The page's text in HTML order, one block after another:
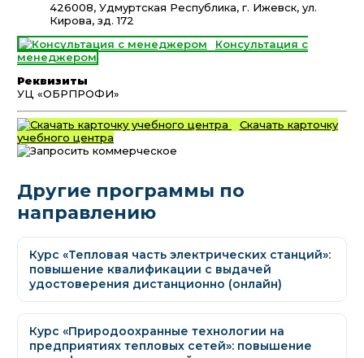
426008, Удмуртская Республика, г. Ижевск, ул.
Кирова, зд. 172
Консультация с
менеджером
Реквизиты
УЦ «ОБРПРОФИ»
Скачать карточку
учебного центра
Другие программы по
направлению
Курс «Тепловая часть электрических станций»:
повышение квалификации с выдачей
удостоверения дистанционно (онлайн)
Курс «Природоохранные технологии на
предприятиях тепловых сетей»: повышение